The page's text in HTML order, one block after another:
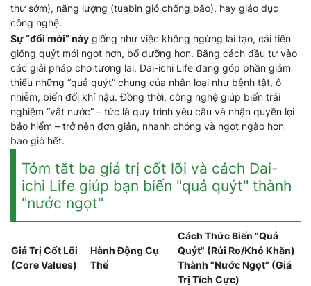
thư sớm), năng lượng (tuabin gió chống bão), hay giáo dục
công nghệ.
Sự “đổi mới” này giống như việc không ngừng lai tạo, cải tiến
giống quýt mới ngọt hơn, bổ dưỡng hơn. Bằng cách đầu tư vào
các giải pháp cho tương lai, Dai-ichi Life đang góp phần giảm
thiểu những “quả quýt” chung của nhân loại như bệnh tật, ô
nhiễm, biến đổi khí hậu. Đồng thời, công nghệ giúp biến trải
nghiệm “vắt nước” – tức là quy trình yêu cầu và nhận quyền lợi
bảo hiểm – trở nên đơn giản, nhanh chóng và ngọt ngào hơn
bao giờ hết.
Tóm tắt ba giá trị cốt lõi và cách Dai-
ichi Life giúp bạn biến "quả quýt" thành
"nước ngọt"
Giá Trị Cốt Lõi
(Core Values)
Hành Động Cụ
Thể
Cách Thức Biến "Quả
Quýt" (Rủi Ro/Khó Khăn)
Thành "Nước Ngọt" (Giá
Trị Tích Cực)